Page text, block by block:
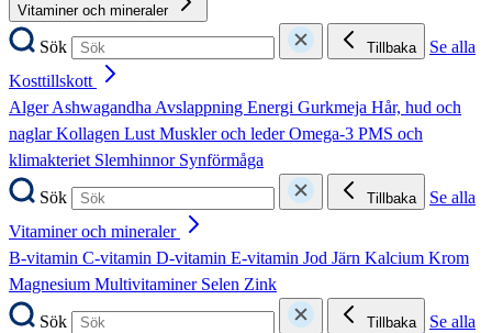
Vitaminer och mineraler
Sök Tillbaka
Se alla
Kosttillskott
AlgerAshwagandhaAvslappning Energi Gurkmeja Hår, hud och
naglarKollagen LustMuskler och lederOmega-3 PMS och
klimakteriet Slemhinnor Synförmåga
Sök
Tillbaka
Se alla
Vitaminer och mineraler
B-vitamin C-vitamin D-vitamin E-vitamin Jod Järn Kalcium Krom
Magnesium Multivitaminer Selen Zink
Sök
Tillbaka
Se alla